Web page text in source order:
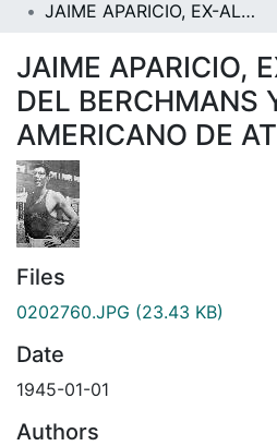
JAIME APARICIO, EX-ALUMNO DEL BERCHMANS Y CAMPEÓN AMERICANO DE ATLETISMO
JAIME APARICIO,
DEL BERCHMANS
AMERICANO DE
Files
0202760.JPG (23.43 KB)
Date
1945-01-01
Authors